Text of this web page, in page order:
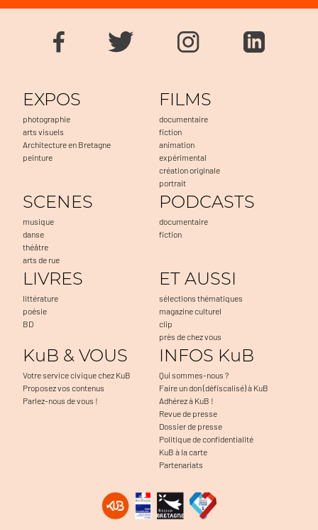
EXPOS
photographie
arts visuels
Architecture en Bretagne
peinture
FILMS
documentaire
fiction
animation
expérimental
création originale
portrait
SCENES
musique
danse
théâtre
arts de rue
PODCASTS
documentaire
fiction
LIVRES
littérature
poésie
BD
ET AUSSI
sélections thématiques
magazine culturel
clip
près de chez vous
KuB & VOUS
Votre service civique chez KuB
Proposez vos contenus
Parlez-nous de vous !
INFOS KuB
Qui sommes-nous ?
Faire un don (défiscalisé) à KuB
Adhérez à KuB !
Revue de presse
Dossier de presse
Politique de confidentialité
KuB à la carte
Partenariats